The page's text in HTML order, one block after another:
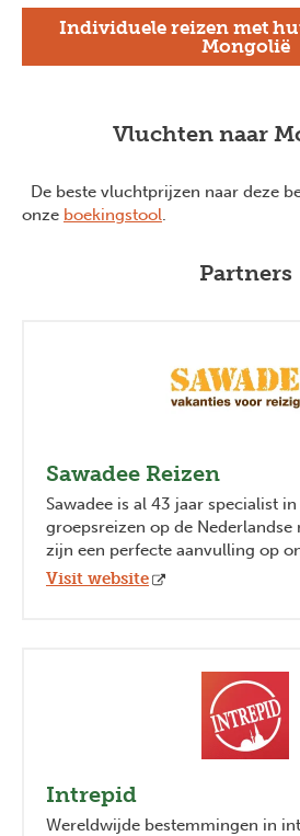
Individuele reizen met
Mongolië
Vluchten naar
De beste vluchtprijzen naar deze
onze boekingstool.
Partners
Sawadee Reizen
Sawadee is al 43 jaar specialist
groepsreizen op de Nederlandse
zijn een perfecte aanvulling op
Visit website
Intrepid
Wereldwijde bestemmingen in